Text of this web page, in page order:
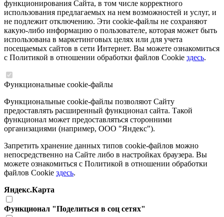
функционирования Сайта, в том числе корректного
использования предлагаемых на нем возможностей и услуг, и
не подлежит отключению. Эти cookie-файлы не сохраняют
какую-либо информацию о пользователе, которая может быть
использована в маркетинговых целях или для учета
посещаемых сайтов в сети Интернет. Вы можете ознакомиться
с Политикой в отношении обработки файлов Cookie здесь.
Функциональные cookie-файлы
Функциональные cookie-файлы позволяют Сайту
предоставлять расширенный функционал сайта. Такой
функционал может предоставляться сторонними
организациями (например, ООО "Яндекс").
Запретить хранение данных типов cookie-файлов можно
непосредственно на Сайте либо в настройках браузера. Вы
можете ознакомиться с Политикой в отношении обработки
файлов Cookie здесь.
Яндекс.Карта
Функционал "Поделиться в соц сетях"